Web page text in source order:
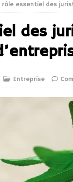
rôle essentiel des
des
Entreprise